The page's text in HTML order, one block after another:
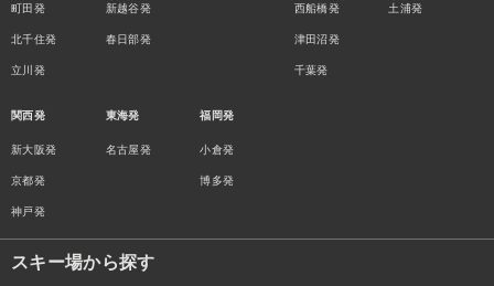
町田発
北千住発
立川発
新越谷発
春日部発
西船橋発
津田沼発
千葉発
土浦発
関西発
新大阪発
京都発
神戸発
東海発
名古屋発
福岡発
小倉発
博多発
スキー場から探す